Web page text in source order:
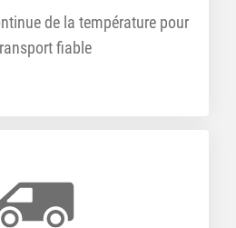
de la température pour
fiable